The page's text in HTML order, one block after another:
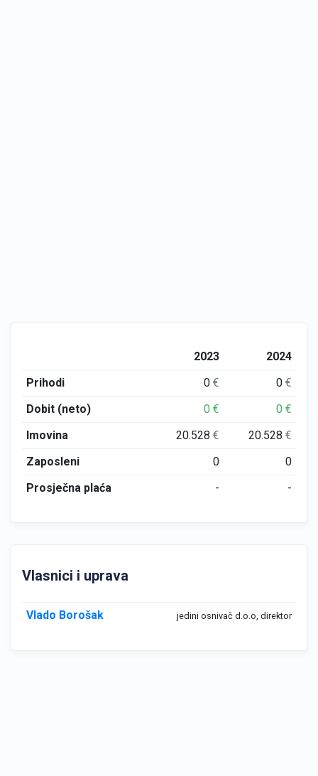
2023
2024
Prihodi
0€ 0€
Dobit (neto)
0€ 0€
Imovina
20.528€ 20.528€
Zaposleni
0
0
Prosječna plaća
- -
Vlasnici i uprava
Vlado Borošak jedini osnivač d.o.o, direktor